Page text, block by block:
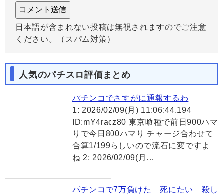
日本語が含まれない投稿は無視されますのでご注意
ください。（スパム対策）
人気のパチスロ評価まとめ
パチンコでさすがに通報するわ
1: 2026/02/09(月) 11:06:44.194
ID:mY4racz80 東京喰種で前日900ハマ
りで今日800ハマり チャージ合わせて
合算1/199らしいので流石に変ですよ
ね 2: 2026/02/09(月…
パチンコで7万負けた 死にたい 殺し